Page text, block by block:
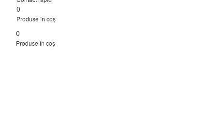
0
Produse în coș
0
Produse în coș